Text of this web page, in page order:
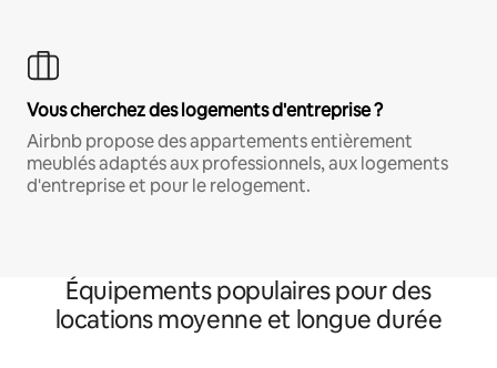
Vous cherchez des logements d'entreprise ?
Airbnb propose des appartements entièrement
meublés adaptés aux professionnels, aux logements
d'entreprise et pour le relogement.
Équipements populaires pour des
locations moyenne et longue durée